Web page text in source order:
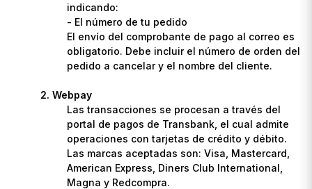
indicando:
- El número de tu pedido
El envío del comprobante de pago al correo es
obligatorio. Debe incluir el número de orden del
pedido a cancelar y el nombre del cliente.
Webpay
Las transacciones se procesan a través del
portal de pagos de Transbank, el cual admite
operaciones con tarjetas de crédito y débito.
Las marcas aceptadas son: Visa, Mastercard,
American Express, Diners Club International,
Magna y Redcompra.